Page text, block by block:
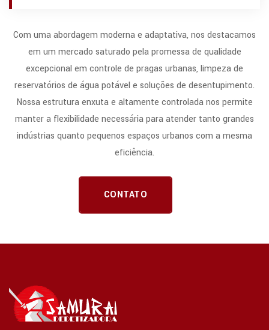
Com uma abordagem moderna e adaptativa, nos destacamos
em um mercado saturado pela promessa de qualidade
excepcional em controle de pragas urbanas, limpeza de
reservatórios de água potável e soluções de desentupimento.
Nossa estrutura enxuta e altamente controlada nos permite
manter a flexibilidade necessária para atender tanto grandes
indústrias quanto pequenos espaços urbanos com a mesma
eficiência.
CONTATO